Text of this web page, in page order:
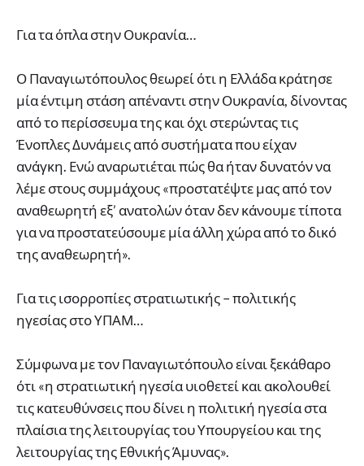
Για τα όπλα στην Ουκρανία…
Ο Παναγιωτόπουλος θεωρεί ότι η Ελλάδα κράτησε
μία έντιμη στάση απέναντι στην Ουκρανία, δίνοντας
από το περίσσευμα της και όχι στερώντας τις
Ένοπλες Δυνάμεις από συστήματα που είχαν
ανάγκη. Ενώ αναρωτιέται πώς θα ήταν δυνατόν να
λέμε στους συμμάχους «προστατέψτε μας από τον
αναθεωρητή εξ’ ανατολών όταν δεν κάνουμε τίποτα
για να προστατεύσουμε μία άλλη χώρα από το δικό
της αναθεωρητή».
Για τις ισορροπίες στρατιωτικής – πολιτικής
ηγεσίας στο ΥΠΑΜ…
Σύμφωνα με τον Παναγιωτόπουλο είναι ξεκάθαρο
ότι «η στρατιωτική ηγεσία υιοθετεί και ακολουθεί
τις κατευθύνσεις που δίνει η πολιτική ηγεσία στα
πλαίσια της λειτουργίας του Υπουργείου και της
λειτουργίας της Εθνικής Άμυνας».